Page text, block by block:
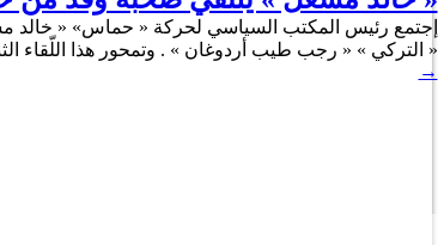
« التركي » « رجب طيب أردوغان » . وتمحور هذا اللّقاء
→